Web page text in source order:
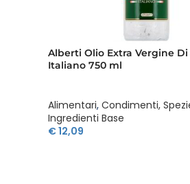
Alberti Olio Extra Vergine Di
Italiano 750 ml
Alimentari, Condimenti,
Ingredienti Base
€12,09